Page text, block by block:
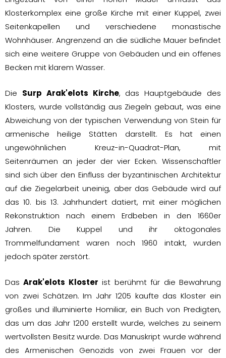
Klosterkomplex eine große Kirche mit einer Kuppel, zwei
Seitenkapellen und verschiedene monastische
Wohnhäuser. Angrenzend an die südliche Mauer befindet
sich eine weitere Gruppe von Gebäuden und ein offenes
Becken mit klarem Wasser.
Die Surp Arak'elots Kirche, das Hauptgebäude des
Klosters, wurde vollständig aus Ziegeln gebaut, was eine
Abweichung von der typischen Verwendung von Stein für
armenische heilige Stätten darstellt. Es hat einen
ungewöhnlichen Kreuz-in-Quadrat-Plan, mit
Seitenräumen an jeder der vier Ecken. Wissenschaftler
sind sich über den Einfluss der byzantinischen Architektur
auf die Ziegelarbeit uneinig, aber das Gebäude wird auf
das 10. bis 13. Jahrhundert datiert, mit einer möglichen
Rekonstruktion nach einem Erdbeben in den 1660er
Jahren. Die Kuppel und ihr oktogonales
Trommelfundament waren noch 1960 intakt, wurden
jedoch später zerstört.
DasArak'elots Kloster ist berühmt für die Bewahrung
von zwei Schätzen. Im Jahr 1205 kaufte das Kloster ein
großes und illuminierte Homiliar, ein Buch von Predigten,
das um das Jahr 1200 erstellt wurde, welches zu seinem
wertvollsten Besitz wurde. Das Manuskript wurde während
des Armenischen Genozids von zwei Frauen vor der